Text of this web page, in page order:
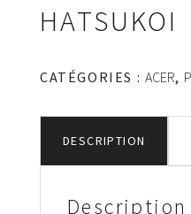
HATSUKOI
CATÉGORIES : ACER,
DESCRIPTION
Description